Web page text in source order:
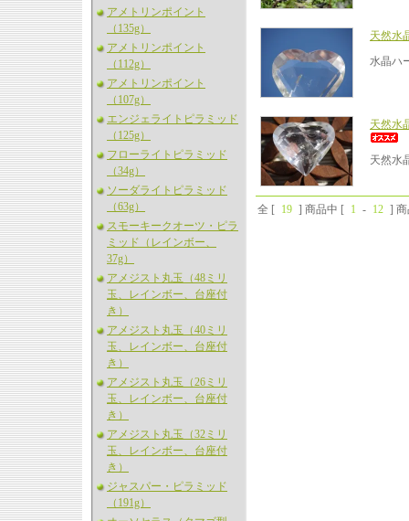
アメトリンポイント
（135g）
アメトリンポイント
（112g）
アメトリンポイント
（107g）
エンジェライトピラミッド
（125g）
フローライトピラミッド
（34g）
ソーダライトピラミッド
（63g）
スモーキークオーツ・ピラ
ミッド（レインボー、
37g）
アメジスト丸玉（48ミリ
玉、レインボー、台座付
き）
アメジスト丸玉（40ミリ
玉、レインボー、台座付
き）
アメジスト丸玉（26ミリ
玉、レインボー、台座付
き）
アメジスト丸玉（32ミリ
玉、レインボー、台座付
き）
ジャスパー・ピラミッド
（191g）
天然水
水晶ハ
天然水
天然水
全 [ 19 ] 商品中 [ 1 - 12 ] 商